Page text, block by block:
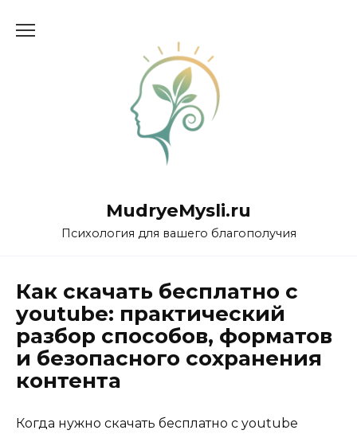
MudryeMysli.ru
Психология для вашего благополучия
Как скачать бесплатно с
youtube: практический
разбор способов, форматов
и безопасного сохранения
контента
Когда нужно скачать бесплатно с youtube